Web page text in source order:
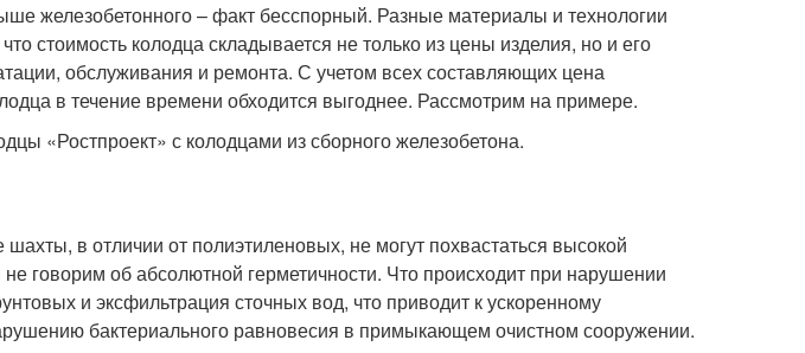
железобетонного – факт бесспорный. Разные материалы и технологии
стоимость колодца складывается не только из цены изделия, но и его
обслуживания и ремонта. С учетом всех составляющих цена
в течение времени обходится выгоднее. Рассмотрим на примере.
«Ростпроект» с колодцами из сборного железобетона.
в отличии от полиэтиленовых, не могут похвастаться высокой
говорим об абсолютной герметичности. Что происходит при нарушении
и эксфильтрация сточных вод, что приводит к ускоренному
бактериального равновесия в примыкающем очистном сооружении.